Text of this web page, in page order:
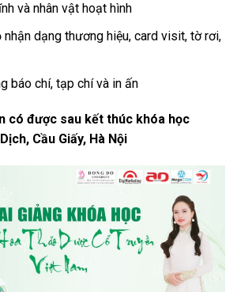
và nhân vật hoạt hình
nhận dạng thương hiệu, card visit, tờ rơi,
báo chí, tạp chí và in ấn
có được sau kết thúc khóa học
Cầu Giấy, Hà Nội